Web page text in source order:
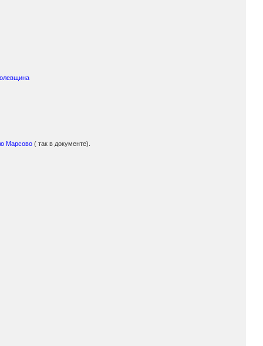
Марсово( так в документе).